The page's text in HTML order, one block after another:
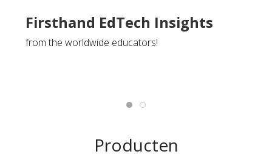
Firsthand EdTech Insights
from the worldwide educators!
Producten